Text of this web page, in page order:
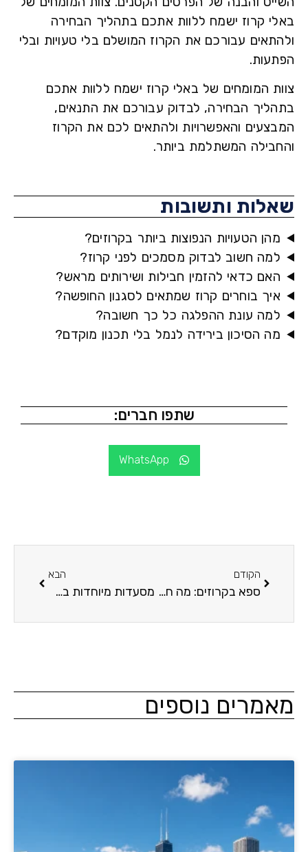
קרוז ישמח ללוות אתכם בתהליך הבחירה
עבורכם את הקרוז המושלם בלי טעויות ובלי
המומחים שלבאלי קרוזישמח ללוות אתכם
הבחירה, לבדוק עבורכם את התנאים,
והאפשרויות ולהתאים לכם את הקרוז
המשתלמת ביותר.
ותשובות
הטעויות הנפוצות ביותר בקרוזים?
חשוב לבדוק מסמכים לפני קרוז?
כדאי להזמין חבילות ושירותים מראש?
בוחרים קרוז שמתאים לסגנון החופשה?
עונת ההפלגה כל כך חשובה?
הסיכון בירידה לנמל בלי תכנון מוקדם?
שתפו חברים:
WhatsApp
ספא בקרוזים: מה חשוב לדעת? מסעדות מיוחדות בקרוזים
נוספים